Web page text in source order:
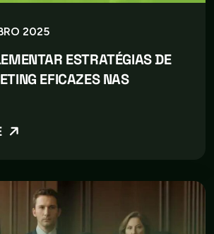
2025
ESTRATÉGIAS DE
EFICAZES NAS